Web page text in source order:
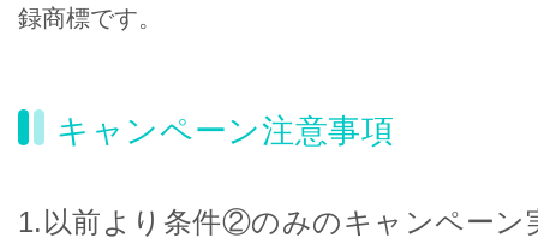
録商標です。
キャンペーン注意事項
1.以前より条件②のみのキャンペーン